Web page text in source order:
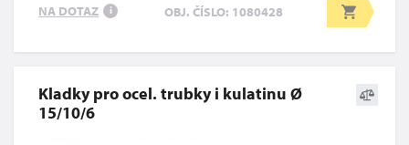
NA DOTAZ i OBJ. ČÍSLO: 1080428
Kladky pro ocel. trubky i kulatinu Ø
15/10/6